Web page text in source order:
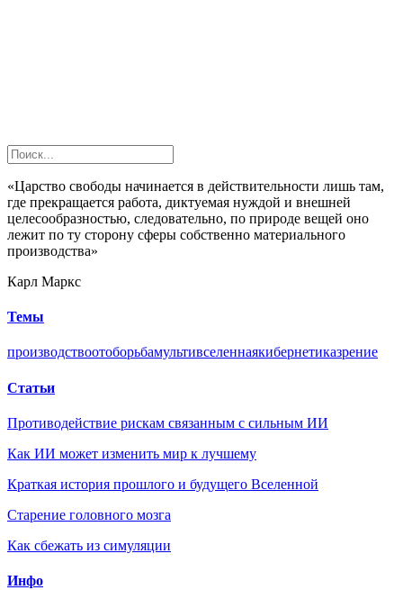
«Царство свободы начинается в действительности лишь там,
где прекращается работа, диктуемая нуждой и внешней
целесообразностью, следовательно, по природе вещей оно
лежит по ту сторону сферы собственно материального
производства»
Карл Маркс
Темы
производствоотоборьбамультивселеннаякибернетиказрение
Статьи
Противодействие рискам связанным с сильным ИИ
Как ИИ может изменить мир к лучшему
Краткая история прошлого и будущего Вселенной
Старение головного мозга
Как сбежать из симуляции
Инфо